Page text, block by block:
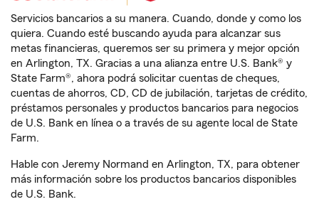
Servicios bancarios a su manera. Cuando, donde y como los
quiera. Cuando esté buscando ayuda para alcanzar sus
metas financieras, queremos ser su primera y mejor opción
en Arlington, TX. Gracias a una alianza entre U.S. Bank® y
State Farm®, ahora podrá solicitar cuentas de cheques,
cuentas de ahorros, CD, CD de jubilación, tarjetas de crédito,
préstamos personales y productos bancarios para negocios
de U.S. Bank en línea o a través de su agente local de State
Farm.
Hable con Jeremy Normand en Arlington, TX, para obtener
más información sobre los productos bancarios disponibles
de U.S. Bank.